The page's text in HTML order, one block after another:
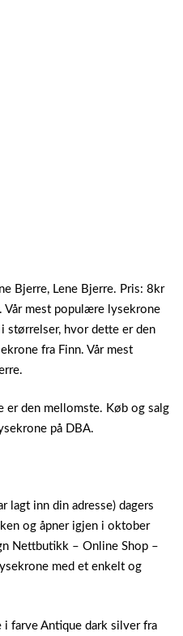
Bjerre, Lene Bjerre. Pris: 8kr
Vår mest populære lysekrone
størrelser, hvor dette er den
fra Finn. Vår mest
den mellomste. Køb og salg
på DBA.
lagt inn din adresse) dagers
og åpner igjen i oktober
Nettbutikk – Online Shop –
med et enkelt og
i farve Antique dark silver fra